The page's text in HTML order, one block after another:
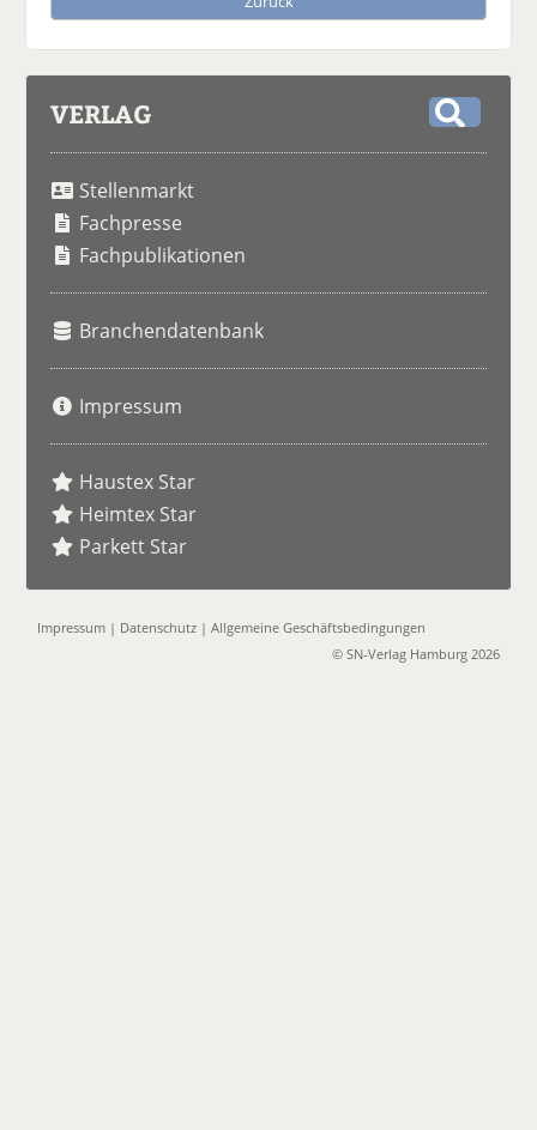
VERLAG
Stellenmarkt
Fachpresse
Fachpublikationen
Branchendatenbank
Impressum
Haustex Star
Heimtex Star
Parkett Star
Impressum | Datenschutz |Allgemeine Geschäftsbedingungen
© SN-Verlag Hamburg 2026